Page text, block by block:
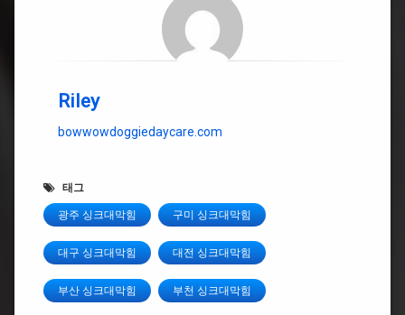
Riley
bowwowdoggiedaycare.com
태그
광주 싱크대막힘 구미 싱크대막힘
대구 싱크대막힘 대전 싱크대막힘
부산 싱크대막힘 부천 싱크대막힘